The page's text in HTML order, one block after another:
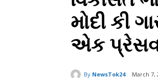
મોદી કી
એક
By NewsTok24 March 7,